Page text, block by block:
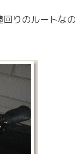
りのルート